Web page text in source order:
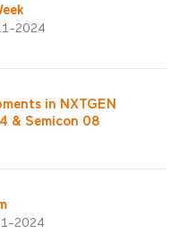
2024
in NXTGEN
& Semicon 08
2024